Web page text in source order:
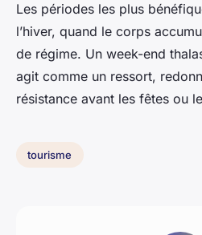
Les périodes les plus
l’hiver, quand le corps
de régime. Un week-end
agit comme un ressort,
résistance avant les fêtes ou
tourisme